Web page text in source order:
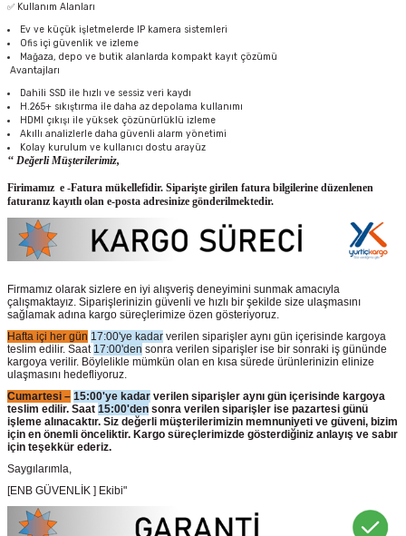
✅ Kullanım Alanları
Ev ve küçük işletmelerde IP kamera sistemleri
Ofis içi güvenlik ve izleme
Mağaza, depo ve butik alanlarda kompakt kayıt çözümü
Avantajları
Dahili SSD ile hızlı ve sessiz veri kaydı
H.265+ sıkıştırma ile daha az depolama kullanımı
HDMI çıkışı ile yüksek çözünürlüklü izleme
Akıllı analizlerle daha güvenli alarm yönetimi
Kolay kurulum ve kullanıcı dostu arayüz
‘‘ Değerli Müşterilerimiz,
Firimamız e -Fatura mükellefidir. Siparişte girilen fatura bilgilerine düzenlenen
faturanız kayıtlı olan e-posta adresinize gönderilmektedir.
Firmamız olarak sizlere en iyi alışveriş deneyimini sunmak amacıyla
çalışmaktayız. Siparişlerinizin güvenli ve hızlı bir şekilde size ulaşmasını
sağlamak adına kargo süreçlerimize özen gösteriyoruz.
Hafta içi her gün 17:00'ye kadar verilen siparişler aynı gün içerisinde kargoya
teslim edilir. Saat 17:00'den sonra verilen siparişler ise bir sonraki iş gününde
kargoya verilir. Böylelikle mümkün olan en kısa sürede ürünlerinizin elinize
ulaşmasını hedefliyoruz.
Cumartesi – 15:00'ye kadar verilen siparişler aynı gün içerisinde kargoya
teslim edilir. Saat 15:00'den sonra verilen siparişler ise pazartesi günü
işleme alınacaktır. Siz değerli müşterilerimizin memnuniyeti ve güveni, bizim
için en önemli önceliktir. Kargo süreçlerimizde gösterdiğiniz anlayış ve sabır
için teşekkür ederiz.
Saygılarımla,
[ENB GÜVENLİK ] Ekibi"